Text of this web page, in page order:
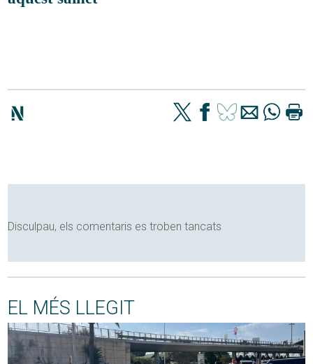
Disculpau, els comentaris es troben tancats
EL MÉS LLEGIT